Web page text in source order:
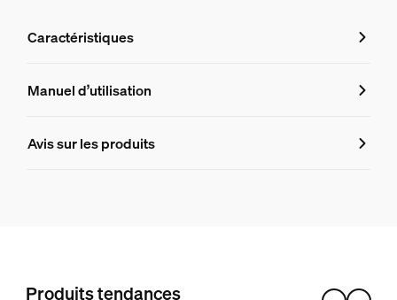
Caractéristiques
Caractéristiques
8718696176542
Matériaux
Manuel d’utilisation
Avis sur les produits
Produits tendances